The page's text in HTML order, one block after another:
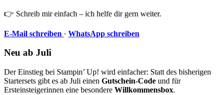
👉 Schreib mir einfach – ich helfe dir gern weiter.
E-Mail schreiben · WhatsApp schreiben
Neu ab Juli
Der Einstieg bei Stampin’ Up! wird einfacher: Statt des bisherigen
Startersets gibt es ab Juli einen Gutschein-Code und für
Ersteinsteigerinnen eine besondere Willkommensbox.